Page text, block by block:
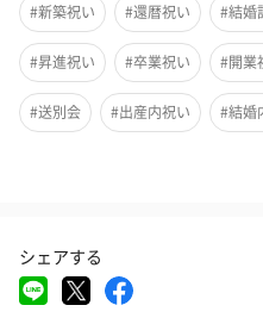
キュートなサンタとツリーのピ
レアチーズケーキ ホワイト
#新築祝い #還暦祝い #結婚
#昇進祝い #卒業祝い #開業
#送別会 #出産内祝い #結婚
#パーティー
#バレンタイン
シェアする